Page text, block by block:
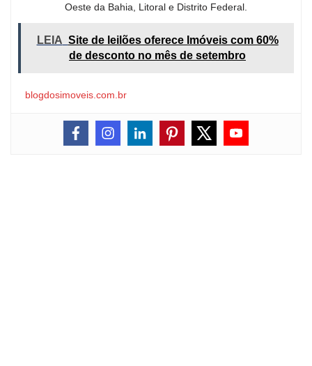
Oeste da Bahia, Litoral e Distrito Federal.
LEIA Site de leilões oferece Imóveis com 60%
de desconto no mês de setembro
blogdosimoveis.com.br